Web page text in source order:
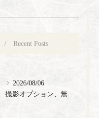
Recent Posts
2026/08/06